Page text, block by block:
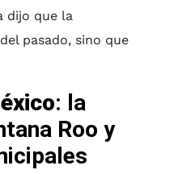
dijo que la
pasado, sino que
: la
Roo y